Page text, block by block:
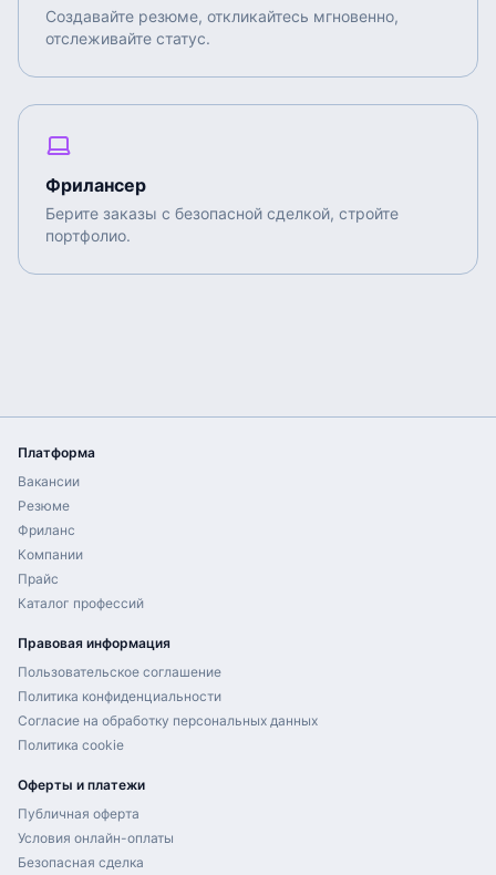
Создавайте резюме, откликайтесь мгновенно,
отслеживайте статус.
Фрилансер
Берите заказы с безопасной сделкой, стройте
портфолио.
Платформа
Вакансии
Резюме
Фриланс
Компании
Прайс
Каталог профессий
Правовая информация
Пользовательское соглашение
Политика конфиденциальности
Согласие на обработку персональных данных
Политика cookie
Оферты и платежи
Публичная оферта
Условия онлайн-оплаты
Безопасная сделка